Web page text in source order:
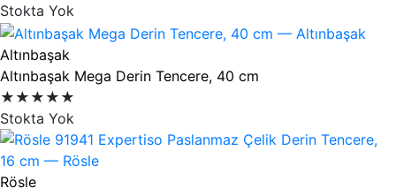
Stokta Yok
Altınbaşak
Altınbaşak Mega Derin Tencere, 40 cm
★★★★★
Stokta Yok
Rösle